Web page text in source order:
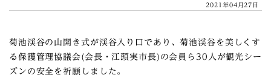
2021年04月27日
菊池渓谷の山開き式が渓谷入り口であり、菊池渓谷を美しくす
る保護管理協議会(会長・江頭実市長)の会員ら30人が観光シー
ズンの安全を祈願しました。